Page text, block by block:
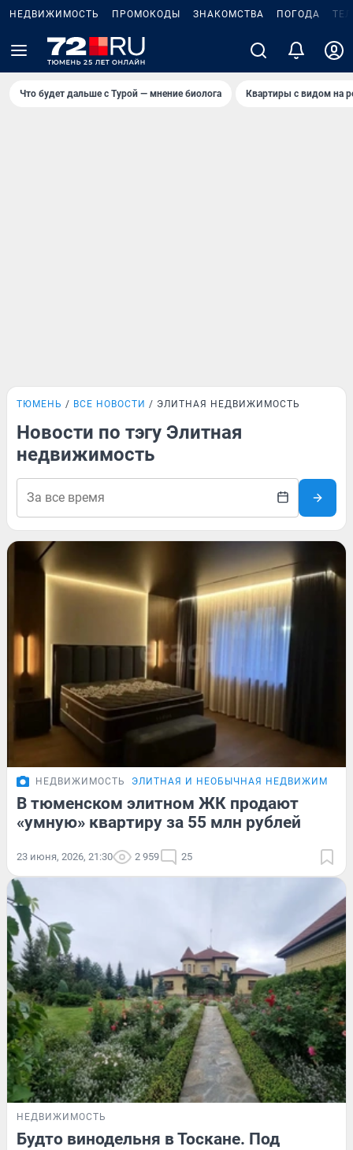
НЕДВИЖИМОСТЬ ПРОМОКОДЫ ЗНАКОМСТВА ПОГОДА
Что будет дальше с Турой — мнение биолога Квартиры с видом на
ТЮМЕНЬ ВСЕ НОВОСТИ ЭЛИТНАЯ НЕДВИЖИМОСТЬ
Новости по тэгу Элитная
недвижимость
НЕДВИЖИМОСТЬ ЭЛИТНАЯ И НЕОБЫЧНАЯ
В тюменском элитном ЖК продают
«умную» квартиру за 55 млн рублей
23 июня, 2026, 21:30 2 959 25
НЕДВИЖИМОСТЬ
Будто винодельня в Тоскане. Под